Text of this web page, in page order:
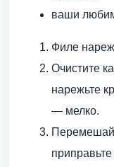
ваши
Филе
Очистите
нарежьте
— мелко.